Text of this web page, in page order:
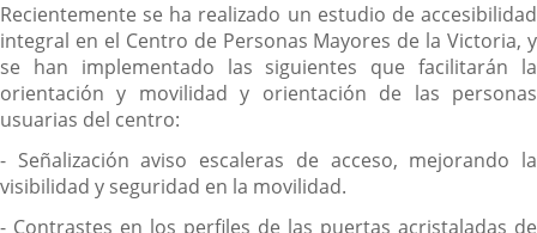
Recientemente se ha realizado un estudio de accesibilidad
integral en el Centro de Personas Mayores de la Victoria, y
se han implementado las siguientes que facilitarán la
orientación y movilidad y orientación de las personas
usuarias del centro:
- Señalización aviso escaleras de acceso, mejorando la
visibilidad y seguridad en la movilidad.
- Contrastes en los perfiles de las puertas acristaladas de